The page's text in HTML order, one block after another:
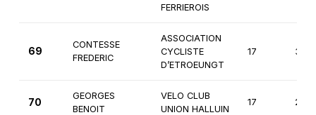
FERRIEROIS
69
CONTESSE
FREDERIC
ASSOCIATION
CYCLISTE
D’ETROEUNGT
17
70
GEORGES
BENOIT
VELO CLUB
UNION HALLUIN
17